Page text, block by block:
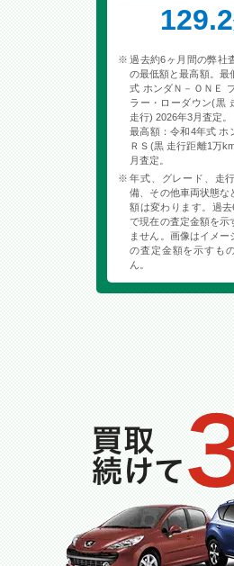
129.2
過去約6ヶ月間の弊社
の最低額と最高額。最
式 ホンダＮ－ＯＮＥ
ラー・ローダウン(黒
走行) 2026年3月査定。
最高額：令和4年式 ホ
ＲＳ(黒 走行距離1万
月査定。
年式、グレード、走
備、その他車両状態な
額は変わります。過
で現在の査定金額を示
ません。画像はイメー
の査定金額を示すも
ん。